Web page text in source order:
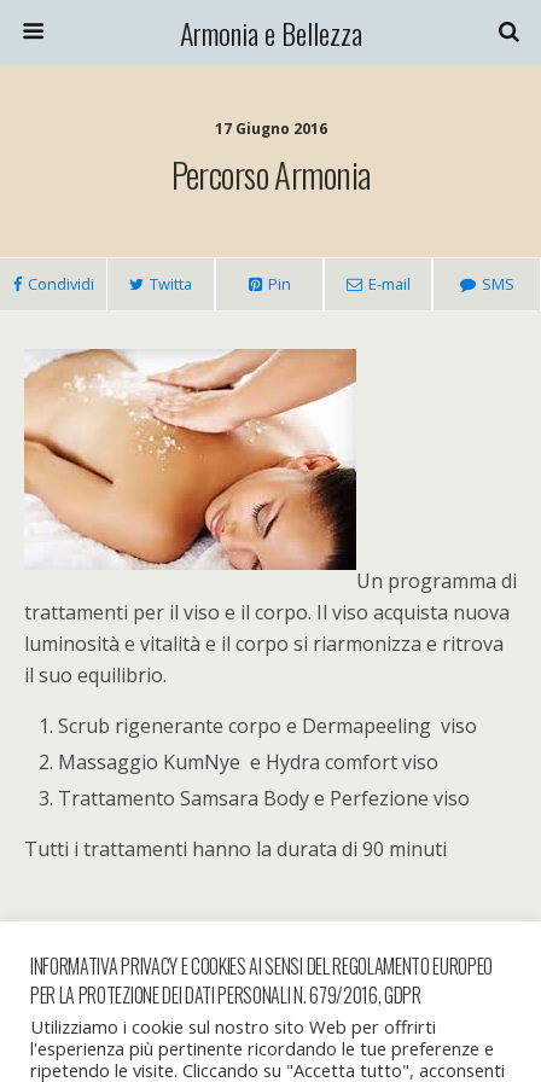
Armonia e Bellezza
17 Giugno 2016
Percorso Armonia
Condividi Twitta Pin E-mail SMS
Un programma di
trattamenti per il viso e il corpo. Il viso acquista nuova
luminosità e vitalità e il corpo si riarmonizza e ritrova
il suo equilibrio.
Scrub rigenerante corpo e Dermapeeling viso
Massaggio KumNye e Hydra comfort viso
Trattamento Samsara Body e Perfezione viso
Tutti i trattamenti hanno la durata di 90 minuti
Articolo Precedente
Onda Acustica
Articolo Successivo
Lifttherapy
INFORMATIVA PRIVACY E COOKIES AI SENSI DEL REGOLAMENTO EUROPEO
PER LA PROTEZIONE DEI DATI PERSONALI N. 679/2016, GDPR
Utilizziamo i cookie sul nostro sito Web per offrirti
l'esperienza più pertinente ricordando le tue preferenze e
ripetendo le visite. Cliccando su "Accetta tutto", acconsenti